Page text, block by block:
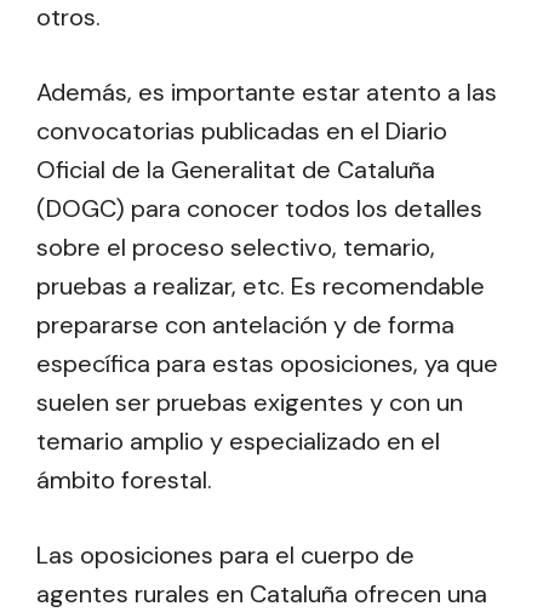
otros.
Además, es importante estar atento a las
convocatorias publicadas en el Diario
Oficial de la Generalitat de Cataluña
(DOGC) para conocer todos los detalles
sobre el proceso selectivo, temario,
pruebas a realizar, etc. Es recomendable
prepararse con antelación y de forma
específica para estas oposiciones, ya que
suelen ser pruebas exigentes y con un
temario amplio y especializado en el
ámbito forestal.
Las oposiciones para el cuerpo de
agentes rurales en Cataluña ofrecen una